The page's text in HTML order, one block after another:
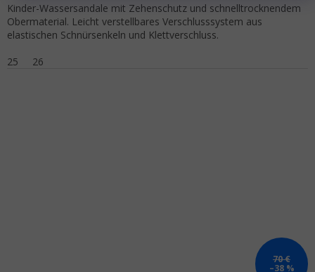
Kinder-Wassersandale mit Zehenschutz und schnelltrocknendem
Obermaterial. Leicht verstellbares Verschlusssystem aus
elastischen Schnürsenkeln und Klettverschluss.
25
26
70 €
–38 %